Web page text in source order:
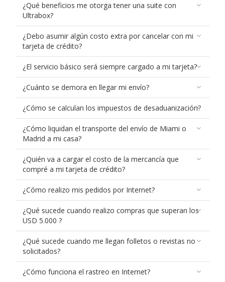
¿Qué beneficios me otorga tener una suite con
Ultrabox?
¿Debo asumir algún costo extra por cancelar con mi
tarjeta de crédito?
¿El servicio básico será siempre cargado a mi tarjeta?
¿Cuánto se demora en llegar mi envío?
¿Cómo se calculan los impuestos de desaduanización?
¿Cómo liquidan el transporte del envío de Miami o
Madrid a mi casa?
¿Quién va a cargar el costo de la mercancía que
compré a mi tarjeta de crédito?
¿Cómo realizo mis pedidos por Internet?
¿Qué sucede cuando realizo compras que superan los
USD 5.000 ?
¿Qué sucede cuando me llegan folletos o revistas no
solicitados?
¿Cómo funciona el rastreo en Internet?